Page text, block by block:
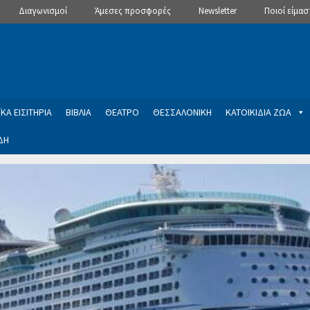
Διαγωνισμοί Άμεσες προσφορές Newsletter Ποιοί
ΕΙΣΙΤΗΡΙΑ ΒΙΒΛΙΑ ΘΕΑΤΡΟ ΘΕΣΣΑΛΟΝΙΚΗ ΚΑΤΟΙΚΙΔΙΑ ΖΩΑ
Newsletter
εγγραφής στο Newsletter του Dealistas.grΕπικοινωνία